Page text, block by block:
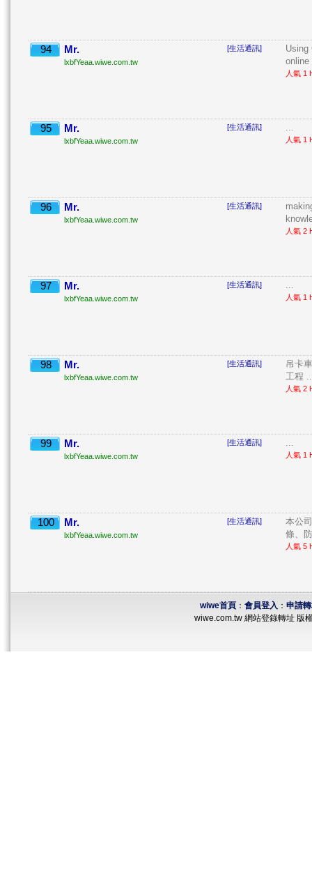
94 Mr.
lxbfYeaa.wiwe.com.tw
[生活通訊]
Using
人氣 1
95 Mr.
lxbfYeaa.wiwe.com.tw
[生活通訊] ...
人氣 1
96 Mr.
lxbfYeaa.wiwe.com.tw
[生活通訊]
人氣 2
97 Mr.
lxbfYeaa.wiwe.com.tw
[生活通訊] ...
人氣 1
98 Mr.
lxbfYeaa.wiwe.com.tw
[生活通訊]
吊卡
工程
人氣 2
99 Mr.
lxbfYeaa.wiwe.com.tw
[生活通訊] ...
人氣 1
100 Mr.
lxbfYeaa.wiwe.com.tw
[生活通訊]
本公
條、
人氣 5
wiwe首頁： 會員登入 ： 申請
wiwe.com.tw 網站登錄轉址 版